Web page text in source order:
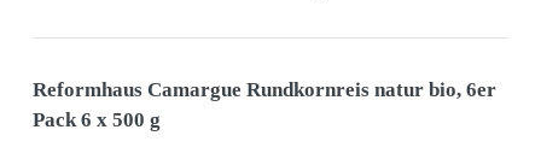
Reformhaus Camargue Rundkornreis natur bio, 6er
Pack 6 x 500 g